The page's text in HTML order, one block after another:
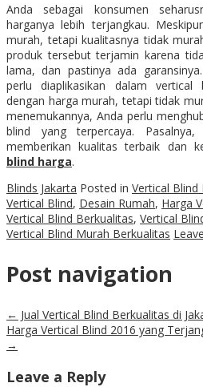
Anda sebagai konsumen
harganya lebih terjangkau.
murah, tetapi kualitasnya tidak
produk tersebut terjamin karena
lama, dan pastinya ada
perlu diaplikasikan dalam vertical
dengan harga murah, tetapi tidak
menemukannya, Anda perlu
blind yang terpercaya.
memberikan kualitas terbaik dan
blind harga.
Blinds Jakarta Posted in Vertical Blind
Vertical Blind, Desain Rumah, Harga
Vertical Blind Berkualitas, Vertical
Vertical Blind Murah Berkualitas
Post navigation
← Jual Vertical Blind Berkualitas di
Harga Vertical Blind 2016 yang
→
Leave a Reply